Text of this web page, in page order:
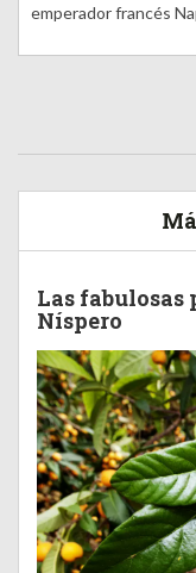
emperador francés
Las fabulosas
Níspero